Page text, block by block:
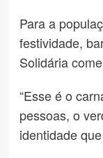
Para a
festividade,
Solidária
“Esse é o
pessoas, o
identidade